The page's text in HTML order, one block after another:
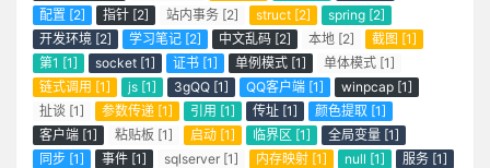
配置 [2]
指针 [2] 站内事务 [2] struct [2]
spring [2]
开发环境 [2]
学习笔记 [2] 中文乱码 [2] 本地 [2]
截图 [1]
第1 [1]
socket [1] 证书 [1] 单例模式 [1]
单体模式 [1]
链式调用 [1]
js [1] 3gQQ [1] QQ客户端 [1]
winpcap [1]
扯谈 [1]
参数传递 [1] 引用 [1] 传址 [1]
颜色提取 [1]
客户端 [1]
粘贴板 [1] 启动 [1] 临界区 [1]
全局变量 [1]
同步 [1]
事件 [1] sqlserver [1] 内存映射 [1] null [1]
服务 [1]